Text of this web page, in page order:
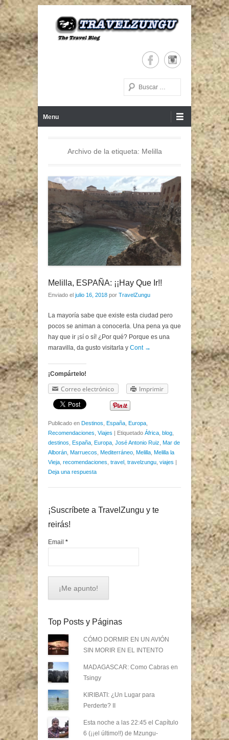
Buscar
Menu
Archivo de la etiqueta: Melilla
Melilla, ESPAÑA: ¡¡Hay Que Ir!!
Enviado el julio 16, 2018 por TravelZungu
La mayoría sabe que existe esta ciudad pero
pocos se animan a conocerla. Una pena ya que
hay que ir ¡sí o sí! ¿Por qué? Porque es una
maravilla, da gusto visitarla y Cont →
¡Compártelo!
Correo electrónico Imprimir
Publicado en Destinos España Europa
Recomendaciones Viajes | Etiquetado África blog
destinos España Europa José Antonio Ruiz Mar de
Alborán Marruecos Mediterráneo Melilla Melilla la
Vieja recomendaciones travel travelzungu viajes |
Deja una respuesta
¡Suscríbete a TravelZungu y te
reirás!
Email *
Top Posts y Páginas
CÓMO DORMIR EN UN AVIÓN
SIN MORIR EN EL INTENTO
MADAGASCAR: Como Cabras en
Tsingy
KIRIBATI: ¿Un Lugar para
Perderte? II
Esta noche a las 22:45 el Capítulo
6 (¡¡el último!!) de Mzungu-